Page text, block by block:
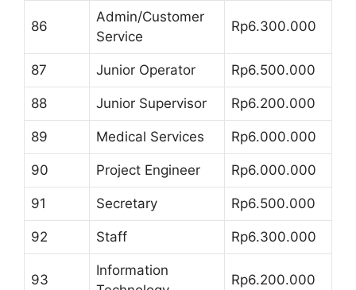
86
Admin/Customer
Service
Rp6.300.000
87 Junior Operator Rp6.500.000
88 Junior Supervisor Rp6.200.000
89 Medical Services Rp6.000.000
90 Project Engineer Rp6.000.000
91 Secretary Rp6.500.000
92 Staff Rp6.300.000
93
Information
Rp6.200.000